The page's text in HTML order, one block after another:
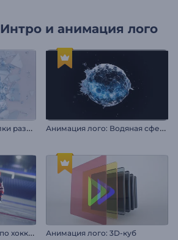
Интро и анимация лого
А
нимация лого: Осколки разбитого стекла А
нимация лого: Водяная сфера
З
аставка для турнира по хоккею Анимация лого: 3D-куб